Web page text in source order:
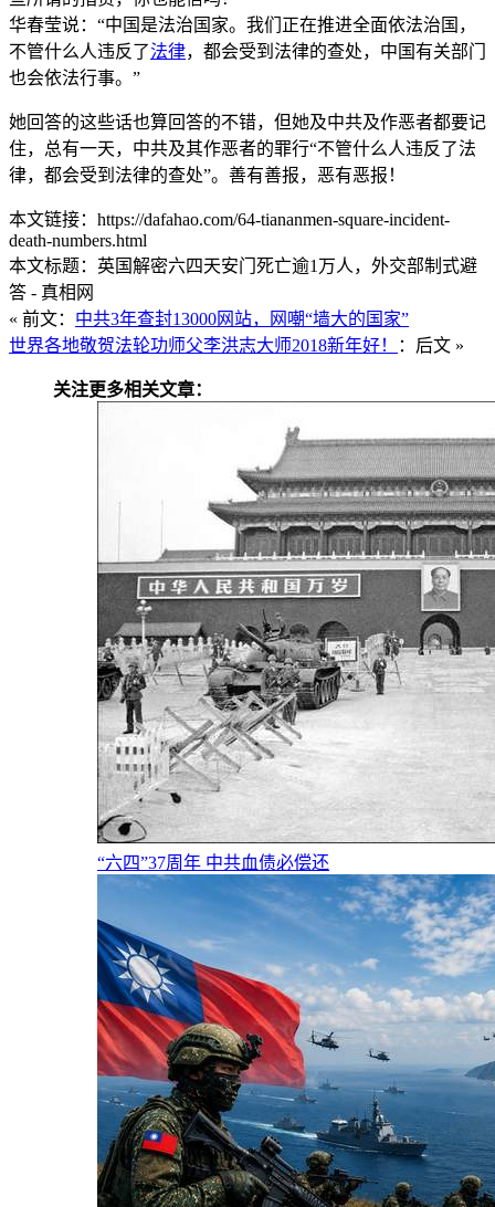
华春莹说：“中国是法治国家。我们正在推进全面依法治国，
不管什么人违反了法律，都会受到法律的查处，中国有关部门
也会依法行事。”
她回答的这些话也算回答的不错，但她及中共及作恶者都要记
住，总有一天，中共及其作恶者的罪行“不管什么人违反了法
律，都会受到法律的查处”。善有善报，恶有恶报！
本文链接：https://dafahao.com/64-tiananmen-square-incident-
death-numbers.html
本文标题：英国解密六四天安门死亡逾1万人，外交部制式避
答 - 真相网
« 前文： 中共3年查封13000网站，网嘲“墙大的国家”
世界各地敬贺法轮功师父李洪志大师2018新年好！
：后文 »
关注更多相关文章：
“六四”37周年 中共血债必偿还